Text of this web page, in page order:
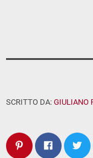
SCRITTO DA: GIULIANO